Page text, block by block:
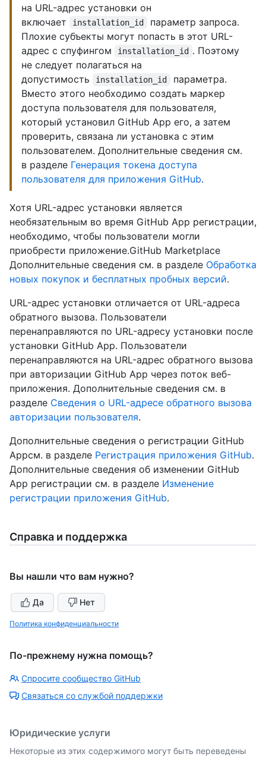
на URL-адрес установки он
включает
installation_id
параметр запроса.
Плохие субъекты могут попасть в этот URL-
адрес с спуфингом
installation_id . Поэтому
не следует полагаться на
допустимость
installation_id
параметра.
Вместо этого необходимо создать маркер
доступа пользователя для пользователя,
который установил GitHub App его, а затем
проверить, связана ли установка с этим
пользователем. Дополнительные сведения см.
в разделе Генерация токена доступа
пользователя для приложения GitHub.
Хотя URL-адрес установки является
необязательным во время GitHub App регистрации,
необходимо, чтобы пользователи могли
приобрести приложение.GitHub Marketplace
Дополнительные сведения см. в разделе Обработка
новых покупок и бесплатных пробных версий.
URL-адрес установки отличается от URL-адреса
обратного вызова. Пользователи
перенаправляются по URL-адресу установки после
установки GitHub App. Пользователи
перенаправляются на URL-адрес обратного вызова
при авторизации GitHub App через поток веб-
приложения. Дополнительные сведения см. в
разделе Сведения о URL-адресе обратного вызова
авторизации пользователя.
Дополнительные сведения о регистрации GitHub
Appсм. в разделе Регистрация приложения GitHub.
Дополнительные сведения об изменении GitHub
App регистрации см. в разделе Изменение
регистрации приложения GitHub.
Справка и поддержка
Вы нашли что вам нужно?
Да Нет
Политика конфиденциальности
По-прежнему нужна помощь?
Спросите сообщество GitHub
Связаться со службой поддержки
Юридические услуги
Некоторые из этих содержимого могут быть переведены